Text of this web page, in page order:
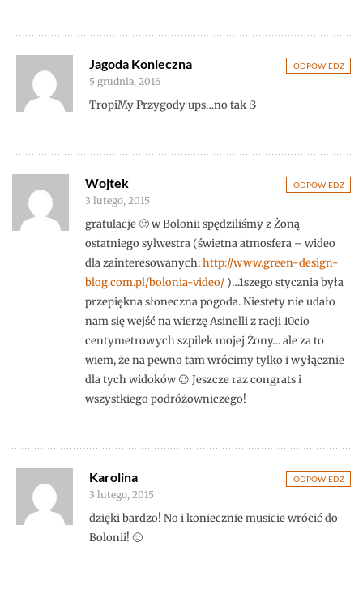
ODPOWIEDZ
Jagoda Konieczna
5 grudnia, 2016
TropiMy Przygody ups…no tak :3
ODPOWIEDZ
Wojtek
3 lutego, 2015
gratulacje 🙂 w Bolonii spędziliśmy z Żoną
ostatniego sylwestra (świetna atmosfera – wideo
dla zainteresowanych:http://www.green-design-
blog.com.pl/bolonia-video/ )…1szego stycznia była
przepiękna słoneczna pogoda. Niestety nie udało
nam się wejść na wierzę Asinelli z racji 10cio
centymetrowych szpilek mojej Żony… ale za to
wiem, że na pewno tam wrócimy tylko i wyłącznie
dla tych widoków 😉 Jeszcze raz congrats i
wszystkiego podróżowniczego!
ODPOWIEDZ
Karolina
3 lutego, 2015
dzięki bardzo! No i koniecznie musicie wrócić do
Bolonii! 🙂